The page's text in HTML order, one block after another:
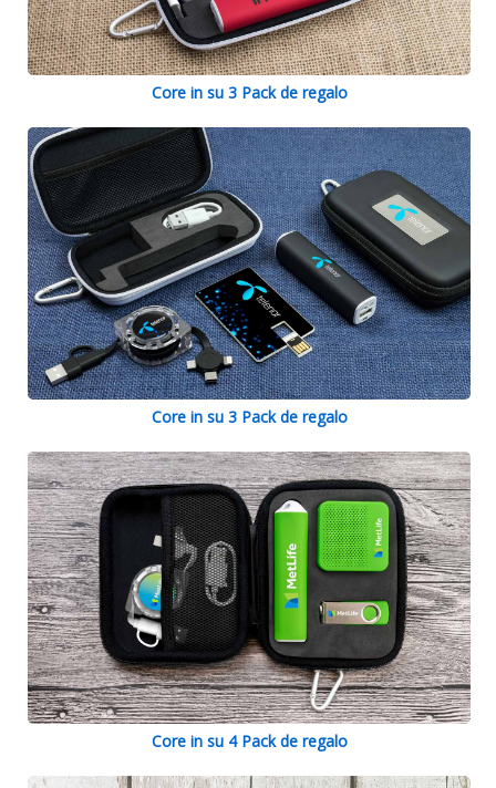
Core in su 3 Pack de regalo
Core in su 3 Pack de regalo
Core in su 4 Pack de regalo